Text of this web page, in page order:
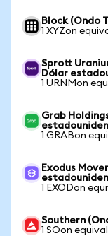
Block (Ondo
1 XYZon
Sprott
Dólar
1 URNMon
Grab
1 GRABon
Exodus
1 EXODon
Southern
1 SOon